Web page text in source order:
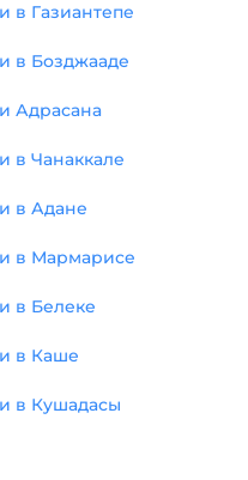
в Газиантепе
в Бозджааде
Адрасана
в Чанаккале
в Адане
в Мармарисе
в Белеке
в Каше
в Кушадасы